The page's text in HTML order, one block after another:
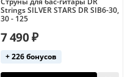
Strings SILVER STARS DR SIB6-30,
30 - 125
7 490 ₽
+ 226 бонусов